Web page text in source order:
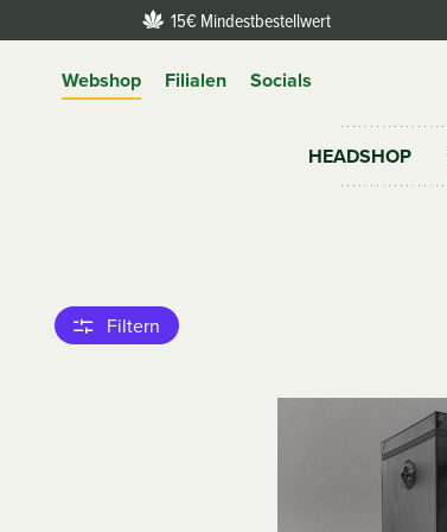
15€ Mindestbestellwert
Webshop Filialen Socials
HEADSHOP
Filtern